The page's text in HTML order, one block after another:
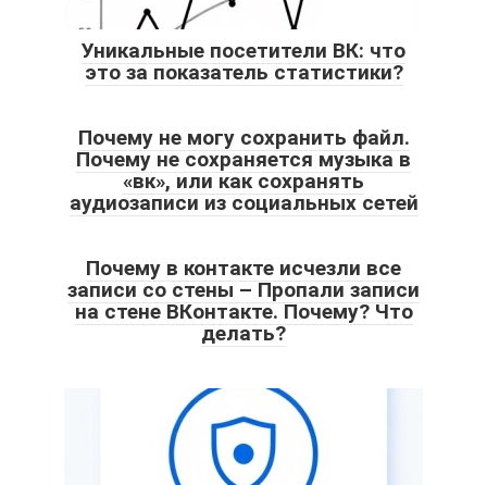
Уникальные посетители ВК: что
это за показатель статистики?
Почему не могу сохранить файл.
Почему не сохраняется музыка в
«вк», или как сохранять
аудиозаписи из социальных сетей
Почему в контакте исчезли все
записи со стены – Пропали записи
на стене ВКонтакте. Почему? Что
делать?